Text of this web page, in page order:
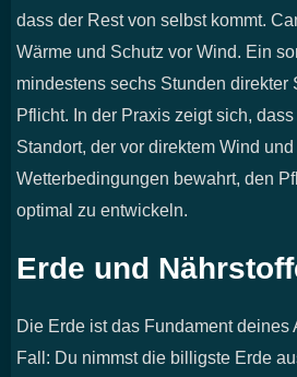
dass der Rest von selbst kommt.
Wärme und Schutz vor Wind. Ein
mindestens sechs Stunden
Pflicht. In der Praxis zeigt sich,
Standort, der vor direktem Wind
Wetterbedingungen bewahrt, den
optimal zu entwickeln.
Erde und
Die Erde ist das Fundament deines
Fall: Du nimmst die billigste Erde